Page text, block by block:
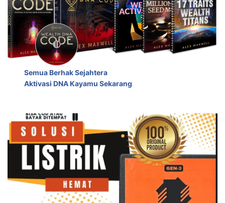
Semua Berhak Sejahtera
Aktivasi DNA Kayamu Sekarang